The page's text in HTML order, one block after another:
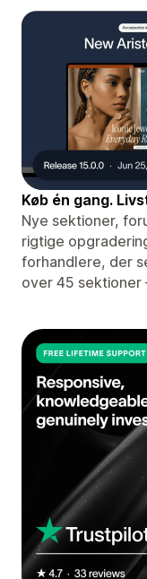
Køb én gang.
Nye sektioner,
rigtige
forhandlere, der
over 45